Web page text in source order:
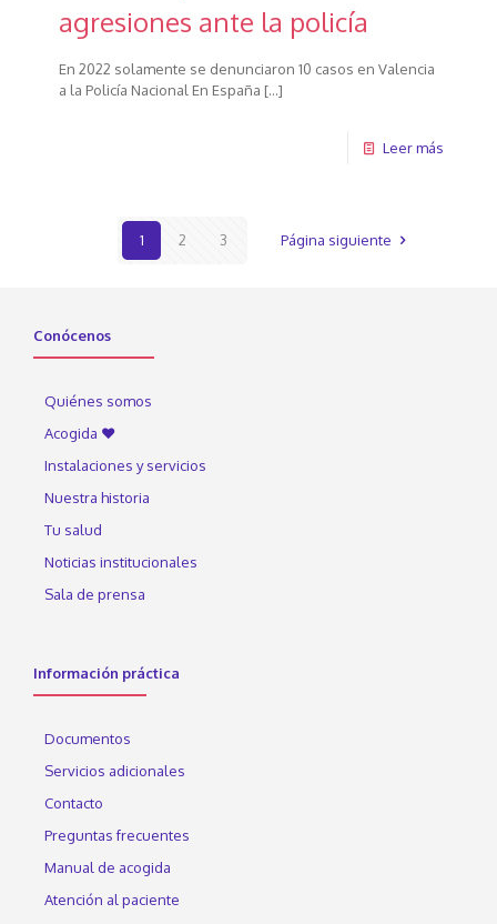
agresiones ante la policía
En 2022 solamente se denunciaron 10 casos en Valencia
a la Policía Nacional En España […]
Leer más
1 2 3 Página siguiente
Conócenos
Quiénes somos
Acogida ♥
Instalaciones y servicios
Nuestra historia
Tu salud
Noticias institucionales
Sala de prensa
Información práctica
Documentos
Servicios adicionales
Contacto
Preguntas frecuentes
Manual de acogida
Atención al paciente